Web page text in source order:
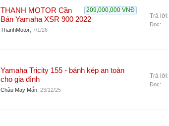
209,000,000 VNĐ
THANH MOTOR Cần
Bán Yamaha XSR 900 2022
ThanhMotor 7/1/26
Trả lời:
Đọc:
Yamaha Tricity 155 - bánh kép an toàn
cho gia đình
Châu May Mắn 23/12/25
Trả lời:
Đọc: